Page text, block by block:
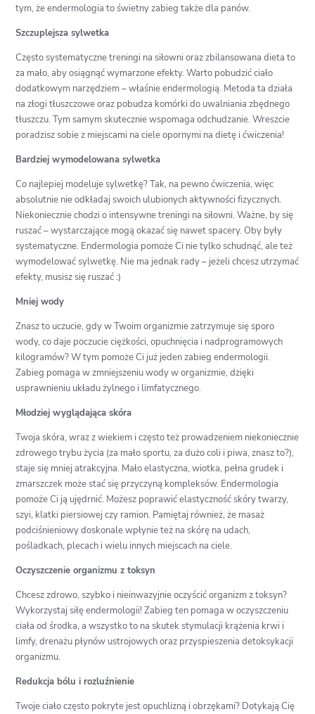
tym, że endermologia to świetny zabieg także dla panów.
Szczuplejsza sylwetka
Często systematyczne treningi na siłowni oraz zbilansowana dieta to
za mało, aby osiągnąć wymarzone efekty. Warto pobudzić ciało
dodatkowym narzędziem – właśnie endermologią. Metoda ta działa
na złogi tłuszczowe oraz pobudza komórki do uwalniania zbędnego
tłuszczu. Tym samym skutecznie wspomaga odchudzanie. Wreszcie
poradzisz sobie z miejscami na ciele opornymi na dietę i ćwiczenia!
Bardziej wymodelowana sylwetka
Co najlepiej modeluje sylwetkę? Tak, na pewno ćwiczenia, więc
absolutnie nie odkładaj swoich ulubionych aktywności fizycznych.
Niekoniecznie chodzi o intensywne treningi na siłowni. Ważne, by się
ruszać – wystarczające mogą okazać się nawet spacery. Oby były
systematyczne. Endermologia pomoże Ci nie tylko schudnąć, ale też
wymodelować sylwetkę. Nie ma jednak rady – jeżeli chcesz utrzymać
efekty, musisz się ruszać :)
Mniej wody
Znasz to uczucie, gdy w Twoim organizmie zatrzymuje się sporo
wody, co daje poczucie ciężkości, opuchnięcia i nadprogramowych
kilogramów? W tym pomoże Ci już jeden zabieg endermologii.
Zabieg pomaga w zmniejszeniu wody w organizmie, dzięki
usprawnieniu układu żylnego i limfatycznego.
Młodziej wyglądająca skóra
Twoja skóra, wraz z wiekiem i często też prowadzeniem niekoniecznie
zdrowego trybu życia (za mało sportu, za dużo coli i piwa, znasz to?),
staje się mniej atrakcyjna. Mało elastyczna, wiotka, pełna grudek i
zmarszczek może stać się przyczyną kompleksów. Endermologia
pomoże Ci ją ujędrnić. Możesz poprawić elastyczność skóry twarzy,
szyi, klatki piersiowej czy ramion. Pamiętaj również, że masaż
podciśnieniowy doskonale wpłynie też na skórę na udach,
pośladkach, plecach i wielu innych miejscach na ciele.
Oczyszczenie organizmu z toksyn
Chcesz zdrowo, szybko i nieinwazyjnie oczyścić organizm z toksyn?
Wykorzystaj siłę endermologii! Zabieg ten pomaga w oczyszczeniu
ciała od środka, a wszystko to na skutek stymulacji krążenia krwi i
limfy, drenażu płynów ustrojowych oraz przyspieszenia detoksykacji
organizmu.
Redukcja bólu i rozluźnienie
Twoje ciało często pokryte jest opuchlizną i obrzękami? Dotykają Cię